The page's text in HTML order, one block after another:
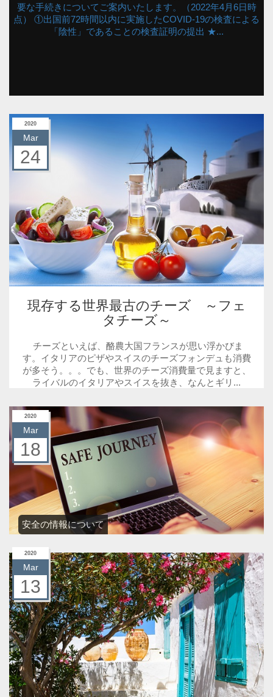
要な手続きについてご案内いたします。（2022年4月6日時
点） ①出国前72時間以内に実施したCOVID-19の検査による
「陰性」であることの検査証明の提出 ★...
2020
Mar
24
現存する世界最古のチーズ ～フェ
タチーズ～
チーズといえば、酪農大国フランスが思い浮かびま
す。イタリアのピザやスイスのチーズフォンデュも消費
が多そう。。。でも、世界のチーズ消費量で見ますと、
ライバルのイタリアやスイスを抜き、なんとギリ...
2020
Mar
18
安全の情報について
2020
Mar
13